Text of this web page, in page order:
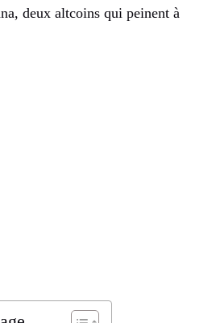
deux altcoins qui peinent à